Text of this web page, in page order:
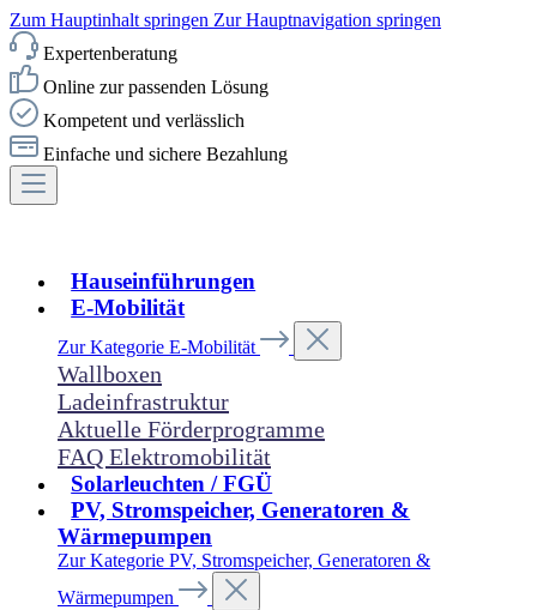
Zum Hauptinhalt springen Zur Hauptnavigation springen
Expertenberatung
Online zur passenden Lösung
Kompetent und verlässlich
Einfache und sichere Bezahlung
Hauseinführungen
E-Mobilität
Zur Kategorie E-Mobilität
Wallboxen
Ladeinfrastruktur
Aktuelle Förderprogramme
FAQ Elektromobilität
Solarleuchten / FGÜ
PV, Stromspeicher, Generatoren &
Wärmepumpen
Zur Kategorie PV, Stromspeicher, Generatoren &
Wärmepumpen